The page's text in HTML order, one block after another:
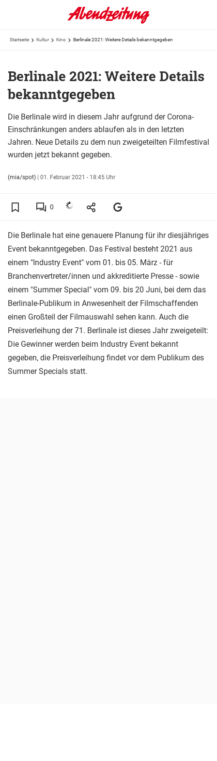
Startseite Kultur Kino Berlinale 2021: Weitere Details bekanntgegeben
Berlinale 2021: Weitere Details
bekanntgegeben
Die Berlinale wird in diesem Jahr aufgrund der Corona-
Einschränkungen anders ablaufen als in den letzten
Jahren. Neue Details zu dem nun zweigeteilten Filmfestival
wurden jetzt bekannt gegeben.
(mia/spot) | 01. Februar 2021 - 18:45 Uhr
0
Die Berlinale hat eine genauere Planung für ihr diesjähriges
Event bekanntgegeben. Das Festival besteht 2021 aus
einem "Industry Event" vom 01. bis 05. März - für
Branchenvertreter/innen und akkreditierte Presse - sowie
einem "Summer Special" vom 09. bis 20 Juni, bei dem das
Berlinale-Publikum in Anwesenheit der Filmschaffenden
einen Großteil der Filmauswahl sehen kann. Auch die
Preisverleihung der 71. Berlinale ist dieses Jahr zweigeteilt:
Die Gewinner werden beim Industry Event bekannt
gegeben, die Preisverleihung findet vor dem Publikum des
Summer Specials statt.